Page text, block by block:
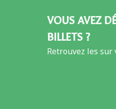
VOUS AVEZ
BILLETS ?
Retrouvez les sur